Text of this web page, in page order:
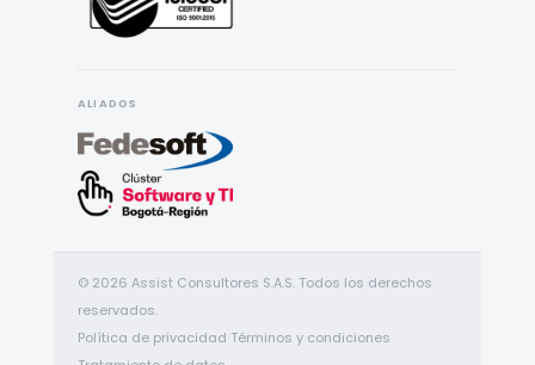
ALIADOS
© 2026 Assist Consultores S.A.S. Todos los derechos
reservados.
Política de privacidad Términos y condiciones